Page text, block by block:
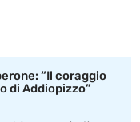
“Il coraggio
di Addiopizzo”